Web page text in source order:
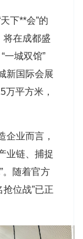
下**会”的
将在成都盛
一城双馆”
新国际会展
万平方米，
企业而言，
业链、捕捉
。随着官方
位战”已正